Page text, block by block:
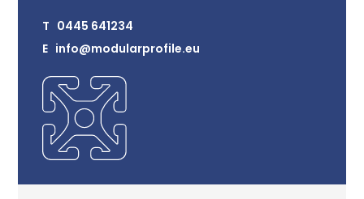
T 0445 641234
E info@modularprofile.eu